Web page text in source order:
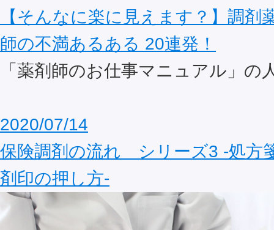
【そんなに楽に見えます？】調剤
師の不満あるある 20連発！
「薬剤師のお仕事マニュアル」の
2020/07/14
保険調剤の流れ シリーズ3 ‐処方
剤印の押し方‐